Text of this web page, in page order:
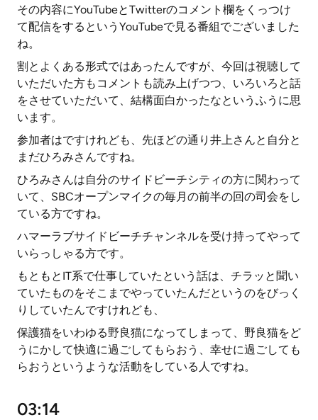
その内容にYouTubeとTwitterのコメント欄をくっつけ
て配信をするというYouTubeで見る番組でございました
ね。
割とよくある形式ではあったんですが、今回は視聴して
いただいた方もコメントも読み上げつつ、いろいろと話
をさせていただいて、結構面白かったなというふうに思
います。
参加者はですけれども、先ほどの通り井上さんと自分と
まだひろみさんですね。
ひろみさんは自分のサイドビーチシティの方に関わって
いて、SBCオープンマイクの毎月の前半の回の司会をし
ている方ですね。
ハマーラブサイドビーチチャンネルを受け持ってやって
いらっしゃる方です。
もともとIT系で仕事していたという話は、チラッと聞い
ていたものをそこまでやっていたんだというのをびっく
りしていたんですけれども、
保護猫をいわゆる野良猫になってしまって、野良猫をど
うにかして快適に過ごしてもらおう、幸せに過ごしても
らおうというような活動をしている人ですね。
03:14